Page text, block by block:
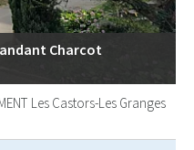
Charcot
Les Castors-Les Granges